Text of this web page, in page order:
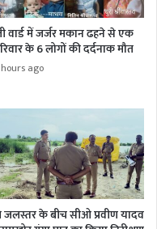
वार्ड में जर्जर मकान ढहने से एक
के 6 लोगों की दर्दनाक मौत
ago
के बीच सीओ प्रवीण यादव